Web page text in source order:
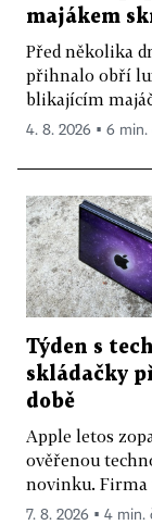
majákem
Před několika
přihnalo obří
blikajícím
4. 8. 2026 ▪ 6 min.
Týden s
skládačky
době
Apple letos
ověřenou
novinku. Firma
7. 8. 2026 ▪ 4 min.